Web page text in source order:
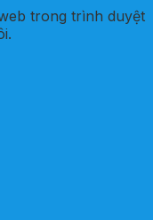
trong trình duyệt